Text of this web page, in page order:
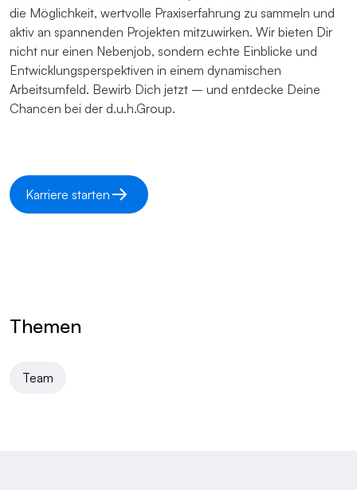
die Möglichkeit, wertvolle Praxiserfahrung zu sammeln und
aktiv an spannenden Projekten mitzuwirken. Wir bieten Dir
nicht nur einen Nebenjob, sondern echte Einblicke und
Entwicklungsperspektiven in einem dynamischen
Arbeitsumfeld. Bewirb Dich jetzt – und entdecke Deine
Chancen bei der d.u.h.Group.
Karriere starten
Themen
Team